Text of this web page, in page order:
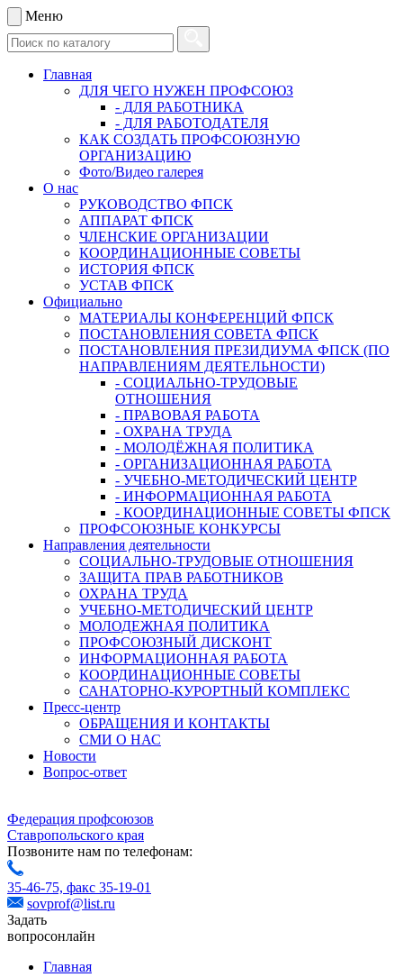
Меню
Главная
ДЛЯ ЧЕГО НУЖЕН ПРОФСОЮЗ
- ДЛЯ РАБОТНИКА
- ДЛЯ РАБОТОДАТЕЛЯ
КАК СОЗДАТЬ ПРОФСОЮЗНУЮ
ОРГАНИЗАЦИЮ
Фото/Видео галерея
О нас
РУКОВОДСТВО ФПСК
АППАРАТ ФПСК
ЧЛЕНСКИЕ ОРГАНИЗАЦИИ
КООРДИНАЦИОННЫЕ СОВЕТЫ
ИСТОРИЯ ФПСК
УСТАВ ФПСК
Официально
МАТЕРИАЛЫ КОНФЕРЕНЦИЙ ФПСК
ПОСТАНОВЛЕНИЯ СОВЕТА ФПСК
ПОСТАНОВЛЕНИЯ ПРЕЗИДИУМА ФПСК (ПО
НАПРАВЛЕНИЯМ ДЕЯТЕЛЬНОСТИ)
- СОЦИАЛЬНО-ТРУДОВЫЕ
ОТНОШЕНИЯ
- ПРАВОВАЯ РАБОТА
- ОХРАНА ТРУДА
- МОЛОДЁЖНАЯ ПОЛИТИКА
- ОРГАНИЗАЦИОННАЯ РАБОТА
- УЧЕБНО-МЕТОДИЧЕСКИЙ ЦЕНТР
- ИНФОРМАЦИОННАЯ РАБОТА
- КООРДИНАЦИОННЫЕ СОВЕТЫ ФПСК
ПРОФСОЮЗНЫЕ КОНКУРСЫ
Направления деятельности
СОЦИАЛЬНО-ТРУДОВЫЕ ОТНОШЕНИЯ
ЗАЩИТА ПРАВ РАБОТНИКОВ
ОХРАНА ТРУДА
УЧЕБНО-МЕТОДИЧЕСКИЙ ЦЕНТР
МОЛОДЕЖНАЯ ПОЛИТИКА
ПРОФСОЮЗНЫЙ ДИСКОНТ
ИНФОРМАЦИОННАЯ РАБОТА
КООРДИНАЦИОННЫЕ СОВЕТЫ
САНАТОРНО-КУРОРТНЫЙ КОМПЛЕКС
Пресс-центр
ОБРАЩЕНИЯ И КОНТАКТЫ
СМИ О НАС
Новости
Вопрос-ответ
Федерация профсоюзов
Ставропольского края
Позвоните нам по телефонам:
35-46-75, факс 35-19-01
sovprof@list.ru
Задать
вопросонлайн
Главная